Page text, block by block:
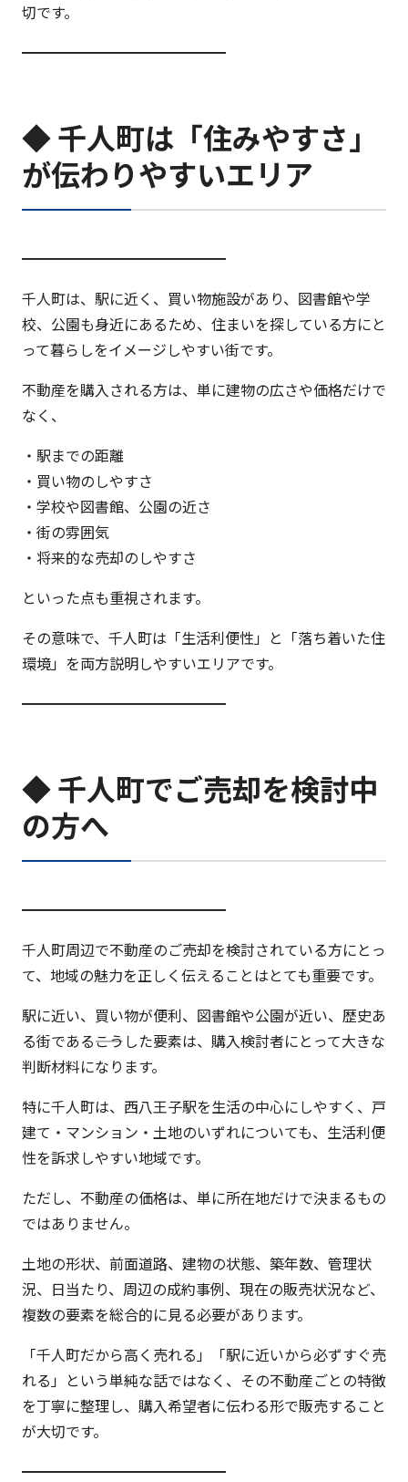
切です。
━━━━━━━━━━━━━━
◆ 千人町は「住みやすさ」
が伝わりやすいエリア
━━━━━━━━━━━━━━
千人町は、駅に近く、買い物施設があり、図書館や学
校、公園も身近にあるため、住まいを探している方にと
って暮らしをイメージしやすい街です。
不動産を購入される方は、単に建物の広さや価格だけで
なく、
・駅までの距離
・買い物のしやすさ
・学校や図書館、公園の近さ
・街の雰囲気
・将来的な売却のしやすさ
といった点も重視されます。
その意味で、千人町は「生活利便性」と「落ち着いた住
環境」を両方説明しやすいエリアです。
━━━━━━━━━━━━━━
◆ 千人町でご売却を検討中
の方へ
━━━━━━━━━━━━━━
千人町周辺で不動産のご売却を検討されている方にとっ
て、地域の魅力を正しく伝えることはとても重要です。
駅に近い、買い物が便利、図書館や公園が近い、歴史あ
る街である――こうした要素は、購入検討者にとって大きな
判断材料になります。
特に千人町は、西八王子駅を生活の中心にしやすく、戸
建て・マンション・土地のいずれについても、生活利便
性を訴求しやすい地域です。
ただし、不動産の価格は、単に所在地だけで決まるもの
ではありません。
土地の形状、前面道路、建物の状態、築年数、管理状
況、日当たり、周辺の成約事例、現在の販売状況など、
複数の要素を総合的に見る必要があります。
「千人町だから高く売れる」「駅に近いから必ずすぐ売
れる」という単純な話ではなく、その不動産ごとの特徴
を丁寧に整理し、購入希望者に伝わる形で販売すること
が大切です。
━━━━━━━━━━━━━━